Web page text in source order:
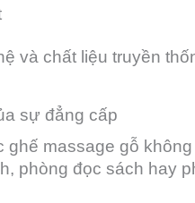
và chất liệu truyền
sự đẳng cấp
ghế massage gỗ
phòng đọc sách hay